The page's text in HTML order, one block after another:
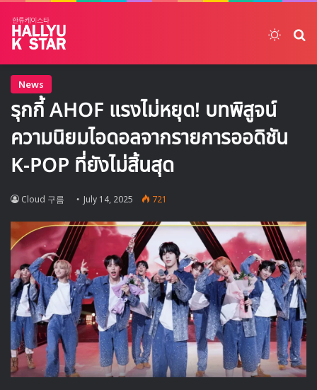
News
รุกกี้ AHOF แรงไม่หยุด! บทพิสูจน์
ความนิยมไอดอลจากรายการออดิชัน
K-POP ที่ยังไม่สิ้นสุด
Cloud 구름 July 14, 2025 721